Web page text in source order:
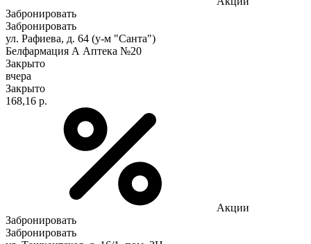
Забронировать
Забронировать
ул. Рафиева, д. 64 (у-м "Санта")
Белфармация А Аптека №20
Закрыто
вчера
Закрыто
168,16 р.
Акции
Забронировать
Забронировать